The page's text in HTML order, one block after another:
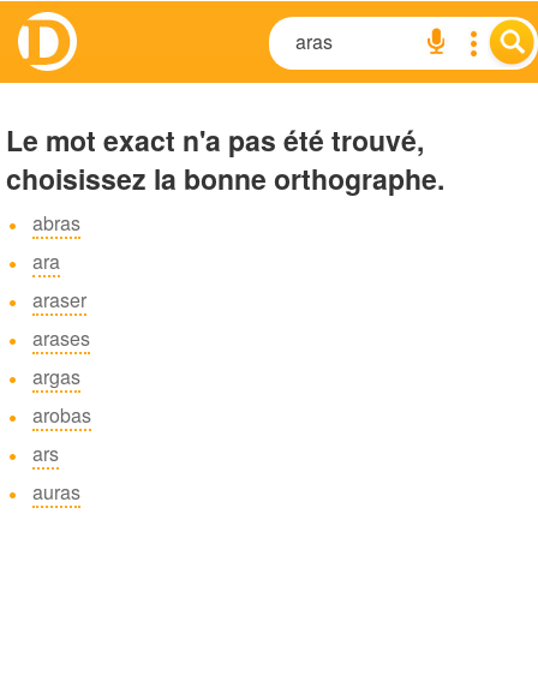
Le mot exact n'a pas été trouvé,
choisissez la bonne orthographe.
abras
ara
araser
arases
argas
arobas
ars
auras